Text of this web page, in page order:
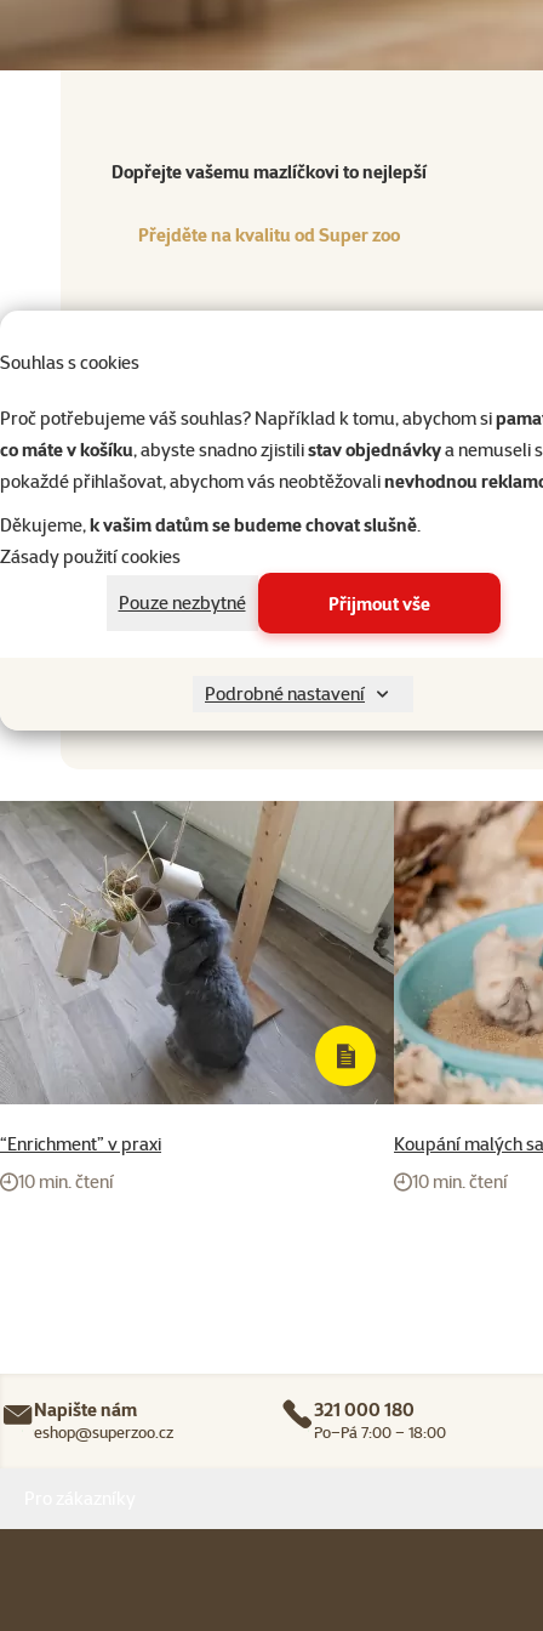
Souhlas s cookies
Proč potřebujeme váš souhlas? Například k tomu, abychom si
co máte v košíku, abyste snadno zjistilistav objednávkya nemuseli
pokaždé přihlašovat, abychom vás neobtěžovalinevhodnou
Děkujeme,k vašim datům se budeme chovat slušně.
Zásady použití cookies
Pouze nezbytné
Přijmout vše
Podrobné nastavení
Produkt
Dopřejte vašemu mazlíčkovi to nejlepší
Přejděte na kvalitu od Super zoo
Klec
Vybavená klec
Materiál
Barva
Druh drobného savce
“Enrichment” v praxi
10 min. čtení
Koupání malých
10 min. čtení
Napište nám
eshop@superzoo.cz
321 000 180
Po–Pá 7:00 – 18:00